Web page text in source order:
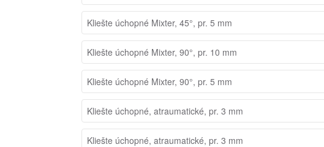
Kliešte úchopné Mixter, 45°, pr. 5 mm
Kliešte úchopné Mixter, 90°, pr. 10 mm
Kliešte úchopné Mixter, 90°, pr. 5 mm
Kliešte úchopné, atraumatické, pr. 3 mm
Kliešte úchopné, atraumatické, pr. 3 mm